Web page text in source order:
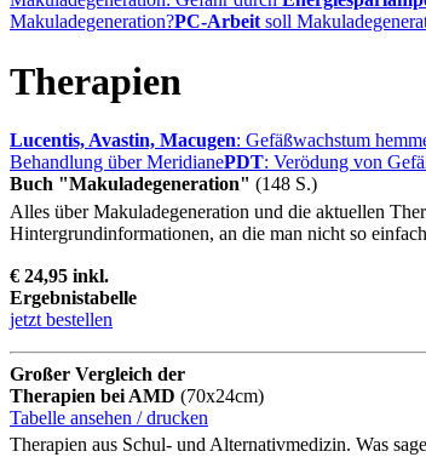
Makuladegeneration?PC-Arbeit soll
Therapien
Lucentis, Avastin, Macugen: Gefäßwachstum
Behandlung über MeridianePDT: Verödung von
Buch "Makuladegeneration" (148 S.)
Alles über Makuladegeneration und die aktuellen
Hintergrundinformationen, an die man nicht so
€ 24,95 inkl.
Ergebnistabelle
jetzt bestellen
Großer Vergleich der
Therapien bei AMD (70x24cm)
Tabelle ansehen / drucken
Therapien aus Schul- und Alternativmedizin. Was